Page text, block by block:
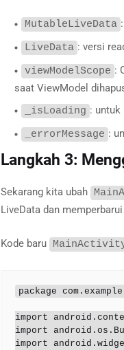
MutableLiveData
LiveData : versi
viewModelScope :
saat ViewModel
_isLoading : untuk
_errorMessage :
Langkah 3:
Sekarang kita ubah
LiveData dan
Kode baru
package
import
import
import